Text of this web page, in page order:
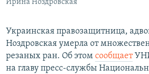
Все сайты РСЕ/РС
Ирина Ноздровская
Украинская правозащитница,
Ноздровская умерла от
резаных ран. Об этом сообщает
на главу пресс-службы